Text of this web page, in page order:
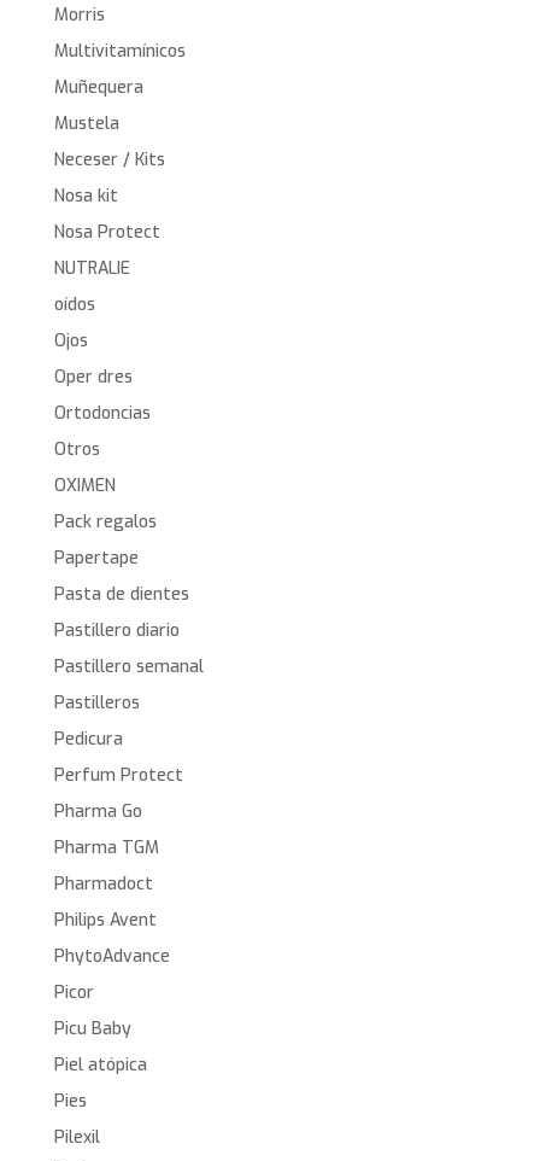
Morris
Multivitamínicos
Muñequera
Mustela
Neceser / Kits
Nosa kit
Nosa Protect
NUTRALIE
oídos
Ojos
Oper dres
Ortodoncias
Otros
OXIMEN
Pack regalos
Papertape
Pasta de dientes
Pastillero diario
Pastillero semanal
Pastilleros
Pedicura
Perfum Protect
Pharma Go
Pharma TGM
Pharmadoct
Philips Avent
PhytoAdvance
Picor
Picu Baby
Piel atópica
Pies
Pilexil